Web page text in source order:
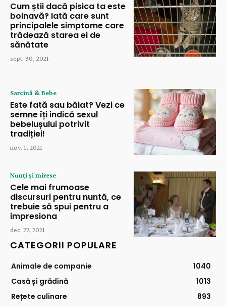
Cum știi dacă pisica ta este
bolnavă? Iată care sunt
principalele simptome care
trădează starea ei de
sănătate
sept. 30, 2021
Sarcină & Bebe
Este fată sau băiat? Vezi ce
semne îți indică sexul
bebelușului potrivit
tradiției!
nov. 1, 2021
Nunți și mirese
Cele mai frumoase
discursuri pentru nuntă, ce
trebuie să spui pentru a
impresiona
dec. 27, 2021
CATEGORII POPULARE
Animale de companie
1040
Casă și grădină
1013
Rețete culinare
893